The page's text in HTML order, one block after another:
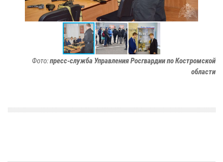
Фото:пресс-служба Управления Росгвардии по Костромской
области